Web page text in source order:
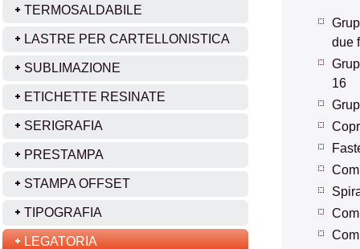
TERMOSALDABILE
LASTRE PER CARTELLONISTICA
SUBLIMAZIONE
ETICHETTE RESINATE
SERIGRAFIA
PRESTAMPA
STAMPA OFFSET
TIPOGRAFIA
LEGATORIA
due
16